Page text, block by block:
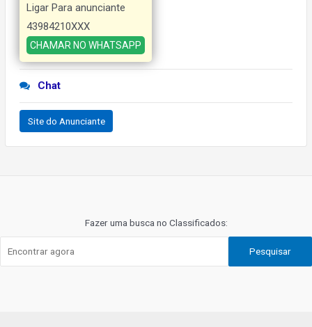
Ligar Para anunciante
43984210XXX
CHAMAR NO WHATSAPP
Chat
Site do Anunciante
Fazer uma busca no Classificados:
Pesquisar